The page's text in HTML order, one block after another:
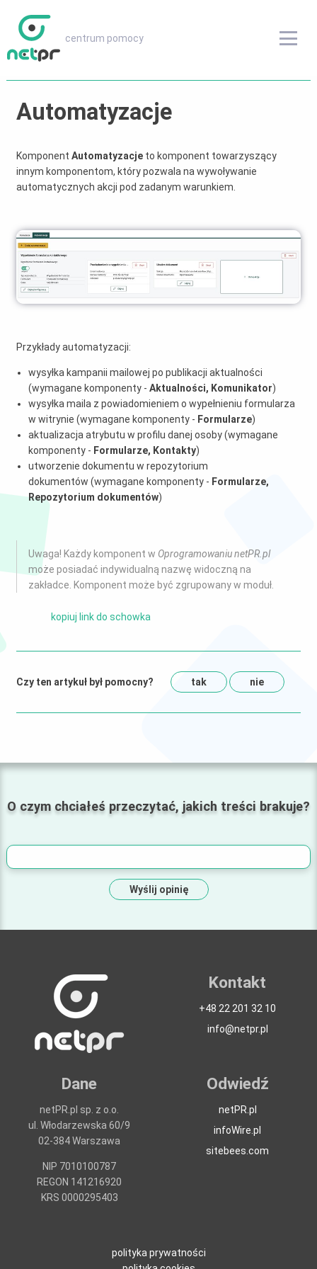
centrum pomocy
centrum pomocy
FAQ
Instrukcje obsługi
Wersje oprogramowania
odwiedź netPR.pl
Automatyzacje
Komponent Automatyzacjeto komponent towarzyszący
innym komponentom, który pozwala na wywoływanie
automatycznych akcji pod zadanym warunkiem.
Przykłady automatyzacji:
wysyłka kampanii mailowej po publikacji aktualności
(wymagane komponenty -Aktualności, Komunikator)
wysyłka maila z powiadomieniem o wypełnieniu formularza
w witrynie (wymagane komponenty - Formularze)
aktualizacja atrybutu w profilu danej osoby (wymagane
komponenty - Formularze, Kontakty)
utworzenie dokumentu w repozytorium
dokumentów (wymagane komponenty - Formularze,
Repozytorium dokumentów)
Uwaga! Każdy komponent w Oprogramowaniu netPR.pl
może posiadać indywidualną nazwę widoczną na
zakładce. Komponent może być zgrupowany w moduł.
kopiuj link do schowka
Czy ten artykuł był pomocny? tak nie
O czym chciałeś przeczytać, jakich treści brakuje?
Wyślij opinię
Kontakt
+48 22 201 32 10
info@netpr.pl
Dane
netPR.pl sp. z o.o.
ul. Włodarzewska 60/9
02-384 Warszawa
NIP 7010100787
REGON 141216920
KRS 0000295403
Odwiedź
netPR.pl
infoWire.pl
sitebees.com
polityka prywatności